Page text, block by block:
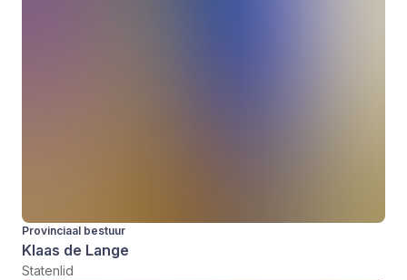
Provinciaal bestuur
Klaas de Lange
Statenlid